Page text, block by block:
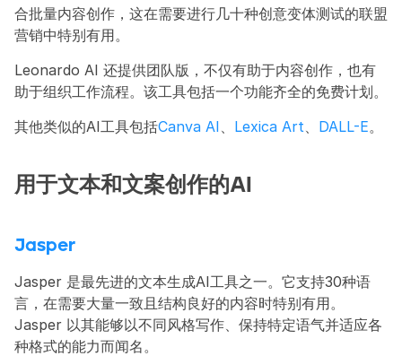
合批量内容创作，这在需要进行几十种创意变体测试的联盟
营销中特别有用。
Leonardo AI 还提供团队版，不仅有助于内容创作，也有
助于组织工作流程。该工具包括一个功能齐全的免费计划。
其他类似的AI工具包括Canva AI、 Lexica Art、 DALL-E。
用于文本和文案创作的AI
Jasper
Jasper 是最先进的文本生成AI工具之一。它支持30种语
言，在需要大量一致且结构良好的内容时特别有用。
Jasper 以其能够以不同风格写作、保持特定语气并适应各
种格式的能力而闻名。